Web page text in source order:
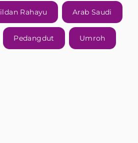
Rahayu Arab Saudi
Pedangdut Umroh